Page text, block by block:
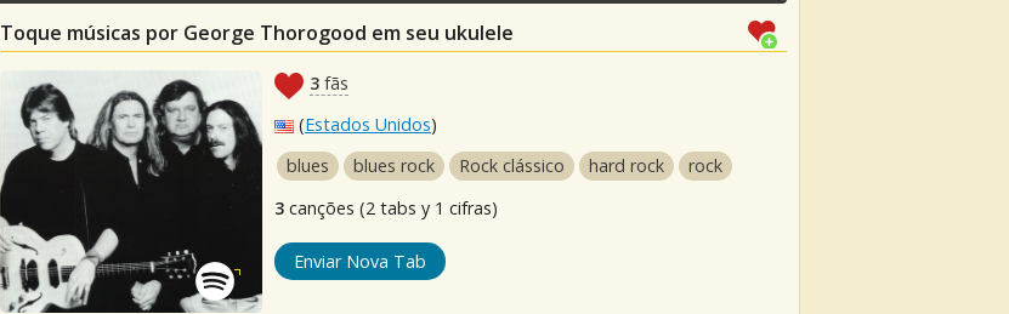
Toque músicas por George Thorogood em seu ukulele
3 fãs
(Estados Unidos)
blues
blues rock Rock clássico hard rock
rock
3 canções (2 tabs y 1 cifras)
Enviar Nova Tab